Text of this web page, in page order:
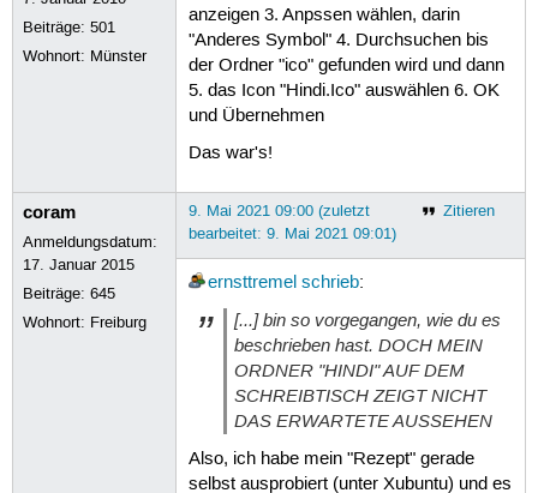
Beiträge:501
Wohnort: Münster
anzeigen 3. Anpssen wählen, darin
"Anderes Symbol" 4. Durchsuchen bis
der Ordner "ico" gefunden wird und dann
5. das Icon "Hindi.Ico" auswählen 6. OK
und Übernehmen
Das war's!
coram
Anmeldungsdatum:
17. Januar 2015
Beiträge:645
Wohnort: Freiburg
Zitieren
9. Mai 2021 09:00 (zuletzt
bearbeitet: 9. Mai 2021 09:01)
ernsttremel schrieb:
[...] bin so vorgegangen, wie du es
beschrieben hast. DOCH MEIN
ORDNER "HINDI" AUF DEM
SCHREIBTISCH ZEIGT NICHT
DAS ERWARTETE AUSSEHEN
Also, ich habe mein "Rezept" gerade
selbst ausprobiert (unter Xubuntu) und es